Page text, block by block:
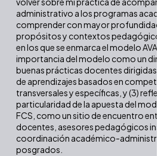
administrativo a los programas
comprender con mayor profundidad
propósitos y contextos
en los que se enmarca el modelo
importancia del modelo como un
buenas prácticas docentes dirigidas a
de aprendizajes basados en
transversales y específicas, y (3)
particularidad de la apuesta del
FCS, como un sitio de encuentro
docentes, asesores pedagógicos
coordinación académico-
posgrados.